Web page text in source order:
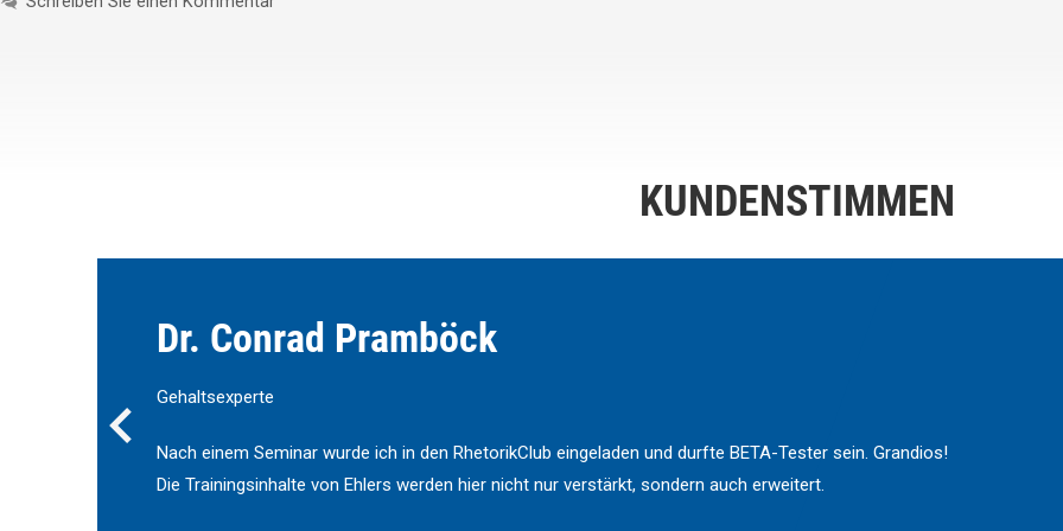
KUNDENSTIMMEN
Dr. Conrad Pramböck
Gehaltsexperte
Nach einem Seminar wurde ich in den RhetorikClub eingeladen und durfte BETA-Tester sein. Grandios!
Die Trainingsinhalte von Ehlers werden hier nicht nur verstärkt, sondern auch erweitert.